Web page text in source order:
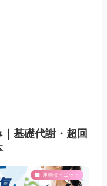
基礎代謝・超回
運動ダイエット